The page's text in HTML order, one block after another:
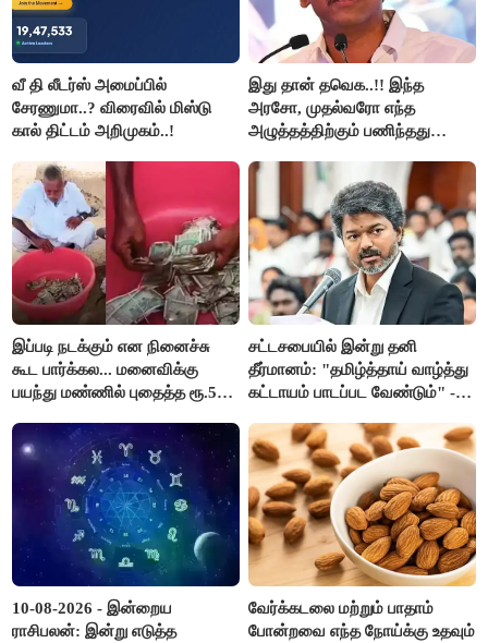
வீ தி லீடர்ஸ் அமைப்பில்
சேரணுமா..? விரைவில் மிஸ்டு
கால் திட்டம் அறிமுகம்..!
இது தான் தவெக..!! இந்த
அரசோ, முதல்வரோ எந்த
அழுத்தத்திற்கும் பணிந்தது
அருண்ராஜ்..!
இப்படி நடக்கும் என நினைச்சு
கூட பார்க்கல... மனைவிக்கு
பயந்து மண்ணில் புதைத்த ரூ.5
சட்டசபையில் இன்று தனி
தீர்மானம்: "தமிழ்த்தாய் வாழ்த்து
கட்டாயம் பாடப்பட வேண்டும்" -
10-08-2026 - இன்றைய
ராசிபலன்: இன்று எடுத்த
வேர்க்கடலை மற்றும் பாதாம்
போன்றவை எந்த நோய்க்கு உதவும்